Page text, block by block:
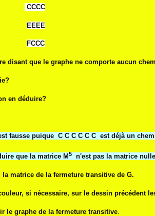
CCCC
EEEE
FCCC
que le graphe ne comporte aucun
déduire?
fausse puique C C C C C C est déjà un
que la matrice M5 n'est pas la matrice
de la fermeture transitive de G.
nécessaire, sur le dessin précédent les
de la fermeture transitive